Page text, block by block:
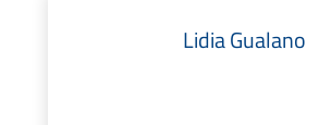
Lidia Gualano